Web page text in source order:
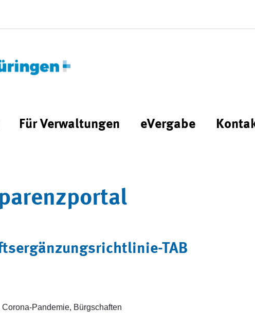
Für Verwaltungen eVergabe
TAB
Pandemie, Bürgschaften